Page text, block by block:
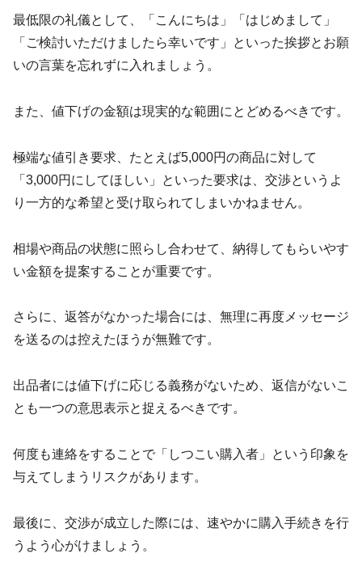
最低限の礼儀として、「こんにちは」「はじめまして」
「ご検討いただけましたら幸いです」といった挨拶とお願
いの言葉を忘れずに入れましょう。
また、値下げの金額は現実的な範囲にとどめるべきです。
極端な値引き要求、たとえば5,000円の商品に対して
「3,000円にしてほしい」といった要求は、交渉というよ
り一方的な希望と受け取られてしまいかねません。
相場や商品の状態に照らし合わせて、納得してもらいやす
い金額を提案することが重要です。
さらに、返答がなかった場合には、無理に再度メッセージ
を送るのは控えたほうが無難です。
出品者には値下げに応じる義務がないため、返信がないこ
とも一つの意思表示と捉えるべきです。
何度も連絡をすることで「しつこい購入者」という印象を
与えてしまうリスクがあります。
最後に、交渉が成立した際には、速やかに購入手続きを行
うよう心がけましょう。